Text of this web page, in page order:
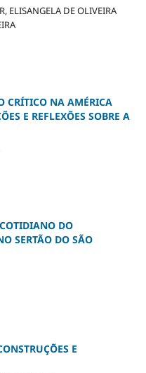
ELISANGELA DE OLIVEIRA
CRÍTICO NA AMÉRICA
E REFLEXÕES SOBRE A
DO
SERTÃO DO SÃO
E